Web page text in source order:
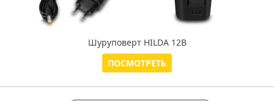
Шуруповерт HILDA 12В
ПОСМОТРЕТЬ